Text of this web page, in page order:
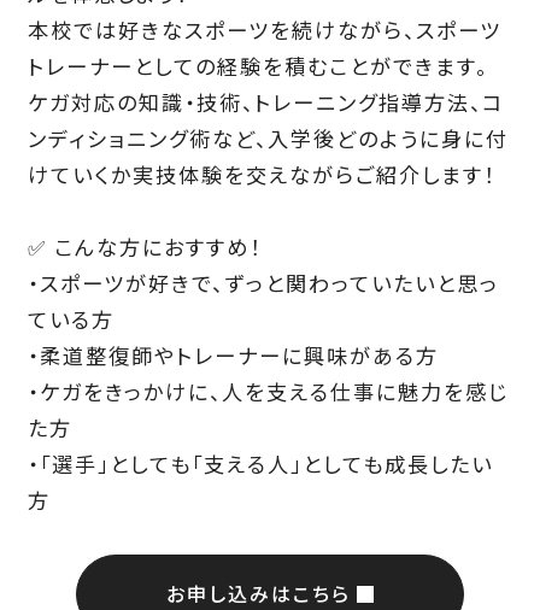
本校では好きなスポーツを続けながら、スポーツ
トレーナーとしての経験を積むことができます。
ケガ対応の知識・技術、トレーニング指導方法、コ
ンディショニング術など、入学後どのように身に付
けていくか実技体験を交えながらご紹介します！
✅ こんな方におすすめ！
・スポーツが好きで、ずっと関わっていたいと思っ
ている方
・柔道整復師やトレーナーに興味がある方
・ケガをきっかけに、人を支える仕事に魅力を感じ
た方
・「選手」としても「支える人」としても成長したい
方
お申し込みはこちら